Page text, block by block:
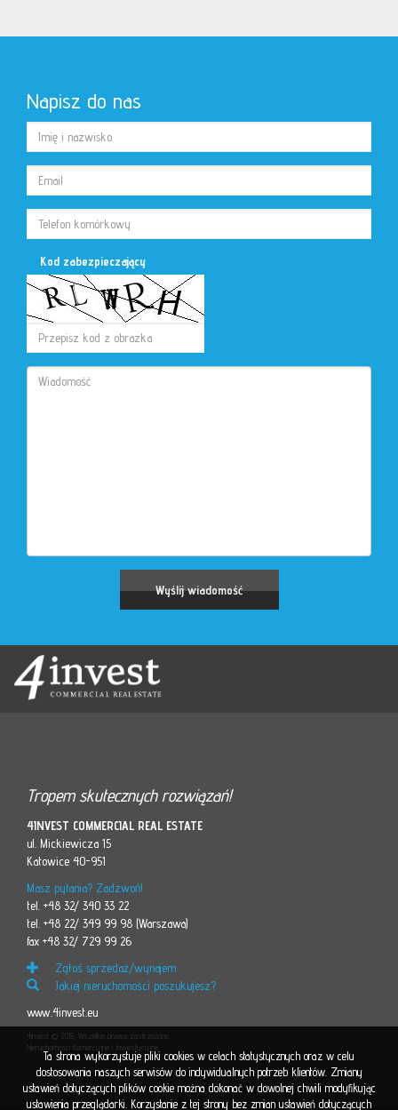
Napisz do nas
Kod zabezpieczający
Tropem skutecznych rozwiązań!
4INVEST COMMERCIAL REAL ESTATE
ul. Mickiewicza 15
Katowice 40-951
Masz pytania? Zadzwoń!
tel. +48 32/ 340 33 22
tel. +48 22/ 349 99 98 (Warszawa)
fax +48 32/ 729 99 26
Zgłoś sprzedaż/wynajem
Jakiej nieruchomości poszukujesz?
www.4invest.eu
4invest © 2015. Wszelkie prawa zastrzeżone
Nieruchomości Komercyjne i Inwestycyjne
Ta strona wykorzystuje pliki cookies w celach statystycznych oraz w celu
dostosowania naszych serwisów do indywidualnych potrzeb klientów. Zmiany
ustawień dotyczących plików cookie można dokonać w dowolnej chwili modyfikując
ustawienia przeglądarki. Korzystanie z tej strony bez zmian ustawień dotyczących